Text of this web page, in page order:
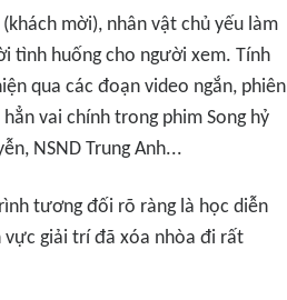
mời), nhân vật chủ yếu làm
tình huống cho người xem. Tính
qua các đoạn video ngắn, phiên
vai chính trong phim Song hỷ
NSND Trung Anh...
tương đối rõ ràng là học diễn
vực giải trí đã xóa nhòa đi rất